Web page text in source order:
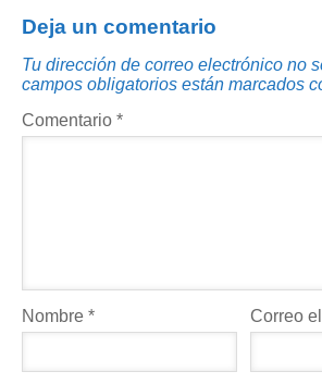
Deja un comentario
Tu dirección de correo electrónico no
campos obligatorios están marcados
Comentario *
Nombre * Correo